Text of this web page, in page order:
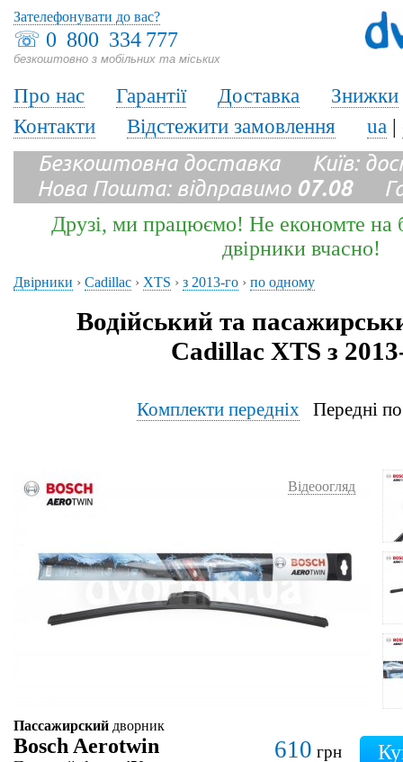
☏ 0 800 334 777
безкоштовно з мобільних та міських
Зателефонувати до вас?
Про нас Гарантії Доставка
Знижки
Контакти
Відстежити замовлення ua |
Безкоштовна доставка Київ:
Нова Пошта: відправимо 07.08
Друзі, ми працюємо! Не економте на
двірники вчасно!
Двірники › Cadillac › XTS › з 2013-го › по одному
Водійський та
Cadillac XTS з
Комплекти передніхПередні
Відеоогляд
Пассажирский дворник
Bosch Aerotwin 610 грн